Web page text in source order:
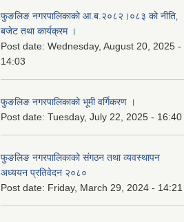
फुङलिङ नगरपालिकाको आ.ब.२०८२।०८३ को नीति‚
बजेट तथा कार्यक्रम ।
Post date: Wednesday, August 20, 2025 -
14:03
फुङलिङ नगरपालिकाको भूमी वर्गिकरण ।
Post date: Tuesday, July 22, 2025 - 16:40
फुङलिङ नगरपालिकाको संगठन तथा व्यवस्थापन
अध्ययन प्रतिवेदन २०८०
Post date: Friday, March 29, 2024 - 14:21